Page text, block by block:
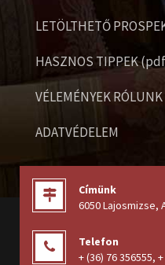
LETÖLTHETŐ
HASZNOS TIPPEK
VÉLEMÉNYEK RÓLUNK
ADATVÉDELEM
Címünk
6050 Lajosmizse,
Telefon
+ (36) 76 356555,